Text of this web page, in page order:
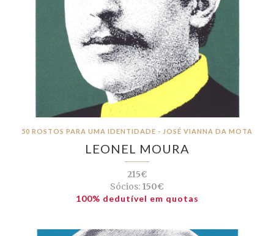
50 ROSTOS PARA UMA IDENTIDADE - JOSÉ VIANNA DA MOTA
LEONEL MOURA
215€
Sócios: 150€
100% dedutível em quotas